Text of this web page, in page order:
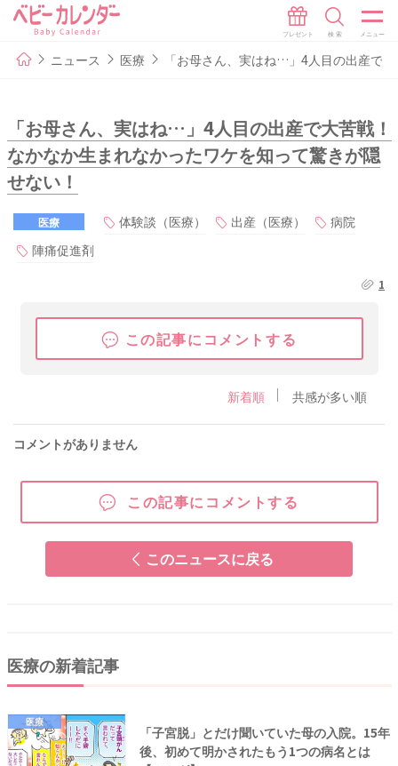
ニュース 医療 「お母さん、実はね…」4人目の出産で
「お母さん、実はね…」4人目の出産で大苦戦！
なかなか生まれなかったワケを知って驚きが隠
せない！
医療 体験談（医療） 出産（医療）
病院
陣痛促進剤
1
この記事にコメントする
新着順 共感が多い順
コメントがありません
この記事にコメントする
このニュースに戻る
医療の新着記事
医療
「子宮脱」とだけ聞いていた母の入院。15年
後、初めて明かされたもう1つの病名とは